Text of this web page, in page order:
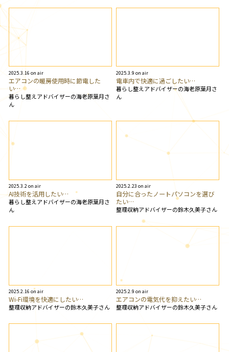
2025.3.16 on air
エアコンの暖房使用時に節電した
い…
暮らし整えアドバイザーの海老原葉月さ
ん
2025.3.9 on air
電車内で快適に過ごしたい…
暮らし整えアドバイザーの海老原葉月さ
ん
2025.3.2 on air
AI技術を活用したい…
暮らし整えアドバイザーの海老原葉月さ
ん
2025.2.23 on air
自分に合ったノートパソコンを選び
たい…
整理収納アドバイザーの鈴木久美子さん
2025.2.16 on air
Wi-Fi環境を快適にしたい…
整理収納アドバイザーの鈴木久美子さん
2025.2.9 on air
エアコンの電気代を抑えたい…
整理収納アドバイザーの鈴木久美子さん